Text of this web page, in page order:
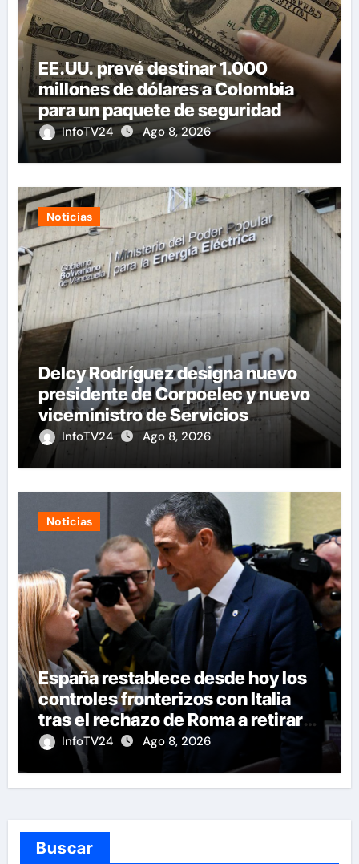
EE.UU. prevé destinar 1.000
millones de dólares a Colombia
para un paquete de seguridad
InfoTV24 Ago 8, 2026
Noticias
Delcy Rodríguez designa nuevo
presidente de Corpoelec y nuevo
viceministro de Servicios
Eléctricos
InfoTV24 Ago 8, 2026
Noticias
España restablece desde hoy los
controles fronterizos con Italia
tras el rechazo de Roma a retirar
las restricciones
InfoTV24 Ago 8, 2026
Buscar